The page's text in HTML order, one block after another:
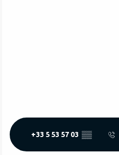
+33 5 53 57 03 ▒▒